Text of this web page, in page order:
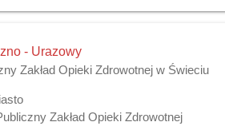
- Urazowy
Zakład Opieki Zdrowotnej w Świeciu
Zakład Opieki Zdrowotnej